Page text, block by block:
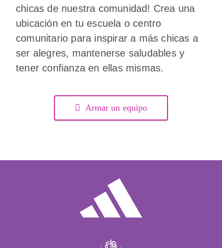
chicas de nuestra comunidad! Crea una
ubicación en tu escuela o centro
comunitario para inspirar a más chicas a
ser alegres, mantenerse saludables y
tener confianza en ellas mismas.
Armar un equipo